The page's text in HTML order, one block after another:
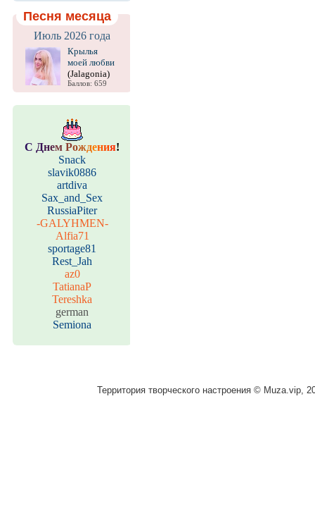
Песня месяца
Июль 2026 года
Крылья
моей любви
(Jalagonia)
Баллов: 659
С Днем Рождения!
Snack
slavik0886
artdiva
Sax_and_Sex
RussiaPiter
-GALYHMEN-
Alfia71
sportage81
Rest_Jah
az0
TatianaP
Tereshka
german
Semiona
Территория творческого настроения © Muza.vip,